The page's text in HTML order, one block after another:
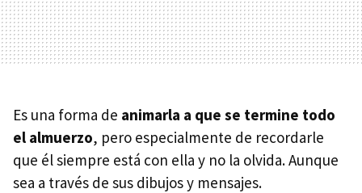
Es una forma de animarla a que se termine todo
el almuerzo, pero especialmente de recordarle
que él siempre está con ella y no la olvida. Aunque
sea a través de sus dibujos y mensajes.